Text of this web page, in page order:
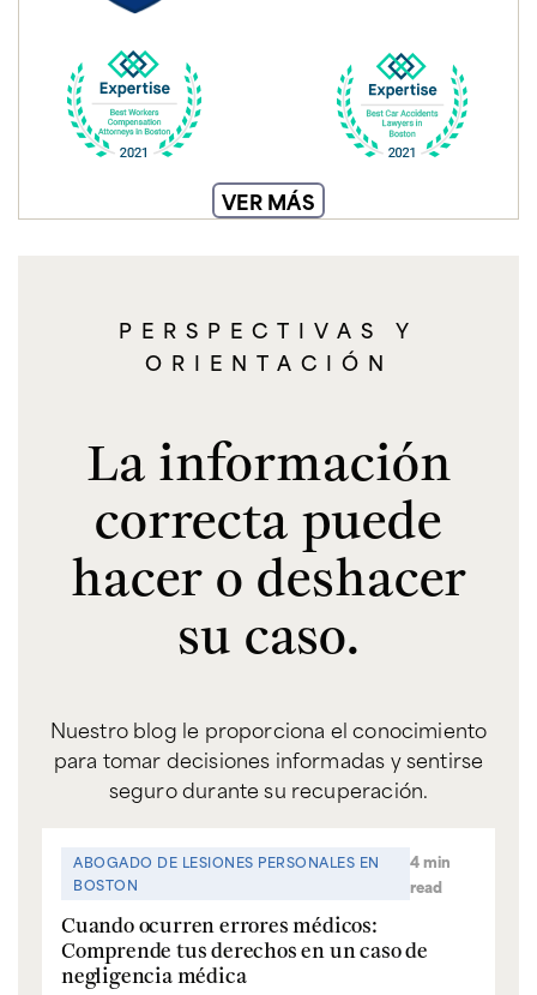
VER MÁS
PERSPECTIVAS Y
ORIENTACIÓN
La información
correcta puede
hacer o deshacer
su caso.
Nuestro blog le proporciona el conocimiento
para tomar decisiones informadas y sentirse
seguro durante su recuperación.
ABOGADO DE LESIONES PERSONALES EN
BOSTON
4 min
read
Cuando ocurren errores médicos:
Comprende tus derechos en un caso de
negligencia médica